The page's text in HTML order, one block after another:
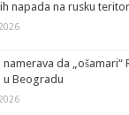
napada na rusku
namerava da „ošamari“
u Beogradu